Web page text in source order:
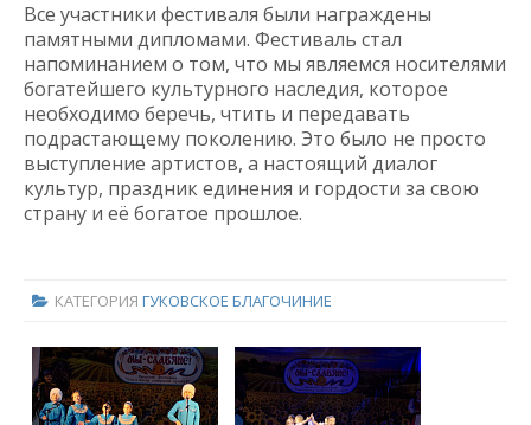
Все участники фестиваля были награждены
памятными дипломами. Фестиваль стал
напоминанием о том, что мы являемся носителями
богатейшего культурного наследия, которое
необходимо беречь, чтить и передавать
подрастающему поколению. Это было не просто
выступление артистов, а настоящий диалог
культур, праздник единения и гордости за свою
страну и её богатое прошлое.
КАТЕГОРИЯ ГУКОВСКОЕ БЛАГОЧИНИЕ